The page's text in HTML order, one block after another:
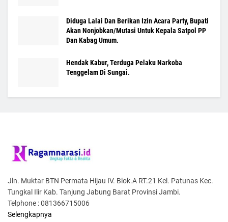
Diduga Lalai Dan Berikan Izin Acara Party, Bupati
Akan Nonjobkan/Mutasi Untuk Kepala Satpol PP
Dan Kabag Umum.
Hendak Kabur, Terduga Pelaku Narkoba
Tenggelam Di Sungai.
Jln. Muktar BTN Permata Hijau IV. Blok.A RT.21 Kel. Patunas Kec.
Tungkal Ilir Kab. Tanjung Jabung Barat Provinsi Jambi.
Telphone : 081366715006
Selengkapnya